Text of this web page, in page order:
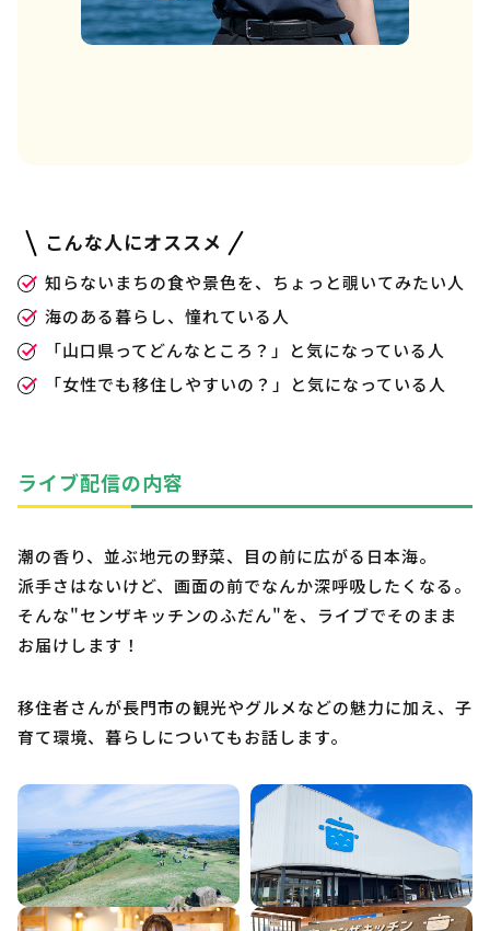
こんな人にオススメ
知らないまちの食や景色を、ちょっと覗いてみたい人
海のある暮らし、憧れている人
「山口県ってどんなところ？」と気になっている人
「女性でも移住しやすいの？」と気になっている人
ライブ配信の内容
潮の香り、並ぶ地元の野菜、目の前に広がる日本海。
派手さはないけど、画面の前でなんか深呼吸したくなる。
そんな"センザキッチンのふだん"を、ライブでそのまま
お届けします！
移住者さんが長門市の観光やグルメなどの魅力に加え、子
育て環境、暮らしについてもお話します。